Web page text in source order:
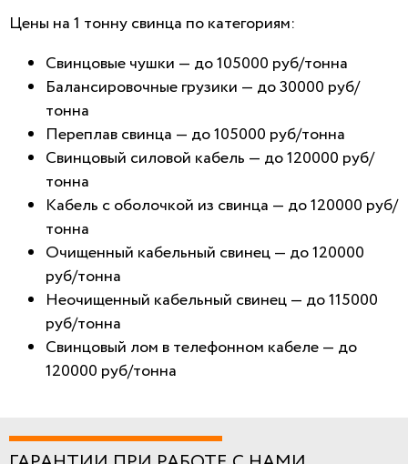
Цены на 1 тонну свинца по категориям:
Свинцовые чушки — до 105000 руб/тонна
Балансировочные грузики — до 30000 руб/
тонна
Переплав свинца — до 105000 руб/тонна
Свинцовый силовой кабель — до 120000 руб/
тонна
Кабель с оболочкой из свинца — до 120000 руб/
тонна
Очищенный кабельный свинец — до 120000
руб/тонна
Неочищенный кабельный свинец — до 115000
руб/тонна
Свинцовый лом в телефонном кабеле — до
120000 руб/тонна